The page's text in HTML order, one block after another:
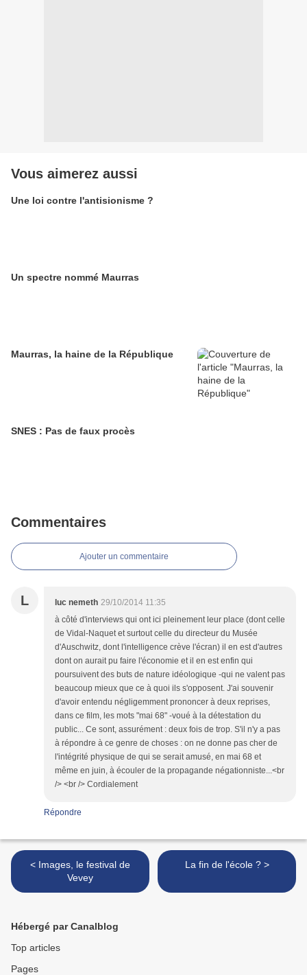
Vous aimerez aussi
Une loi contre l'antisionisme ?
Un spectre nommé Maurras
Maurras, la haine de la République
SNES : Pas de faux procès
Commentaires
Ajouter un commentaire
L luc nemeth 29/10/2014 11:35
à côté d'interviews qui ont ici pleinement leur place (dont celle
de Vidal-Naquet et surtout celle du directeur du Musée
d'Auschwitz, dont l'intelligence crève l'écran) il en est d'autres
dont on aurait pu faire l'économie et il en est enfin qui
poursuivent des buts de nature idéologique -qui ne valent pas
beaucoup mieux que ce à quoi ils s'opposent. J'ai souvenir
d'avoir entendu négligemment prononcer à deux reprises,
dans ce film, les mots "mai 68" -voué à la détestation du
public... Ce sont, assurément : deux fois de trop. S'il n'y a pas
à répondre à ce genre de choses : on ne donne pas cher de
l'intégrité physique de qui se serait amusé, en mai 68 et
même en juin, à écouler de la propagande négationniste...<br
/> <br /> Cordialement
Répondre
< Images, le festival de
Vevey
La fin de l'école ? >
Hébergé par Canalblog
Top articles
Pages